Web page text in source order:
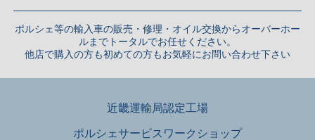
ポルシェ等の輸入車の販売・修理・オイル交換からオーバーホー
ルまで トータルでお任せください。
他店で購入の方も初めての方もお気軽にお問い合わせ下さい
近畿運輸局認定工場
ポルシェサービスワークショップ